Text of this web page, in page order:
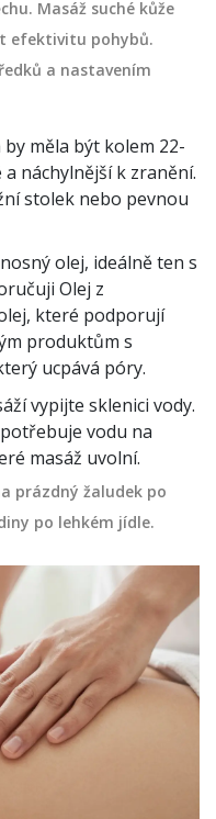
Masáž suché kůže
efektivitu pohybů.
a nastavením
měla být kolem 22-
a náchylnější k zranění.
stolek nebo pevnou
olej, ideálně ten s
Olej z
, které podporují
produktům s
ucpává póry.
vypijte sklenici vody.
vodu na
masáž uvolní.
prázdný žaludek po
po lehkém jídle.